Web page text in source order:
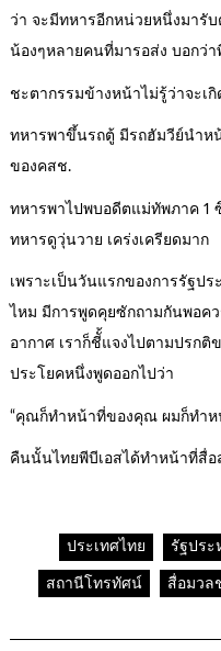
ว่า จะมีทหารอีกหน่วยหนึ่งมารั
น้องๆหลายคนที่มารอส่ง บอกว่า
ชะตากรรมข้างหน้าไม่รู้ว่าจะเ
ทหารพาขึ้นรถตู้ มีรถฮัมวีย์นำห
ของคสช.
ทหารพาไปพบอดีตแม่ทัพภาค 1
ทหารดูวุ่นวาย เคร่งเครียดมาก
เพราะเป็นวันแรกของการรัฐปร
ไหม มีการพูดคุยซักถามกันพอคว
อากาศ เราก็ชีั้แจงไปตามปรก
ประโยคหนึ่งพูดออกไปว่า
“คุณก็ทำหน้าที่ของคุณ ผมก็ทำห
คืนนั้นไทยพีบีเอสได้ทำหน้าที่สื่
ประเทศไทย รัฐประ
สถานีโทรทัศน์ สื่อมวล